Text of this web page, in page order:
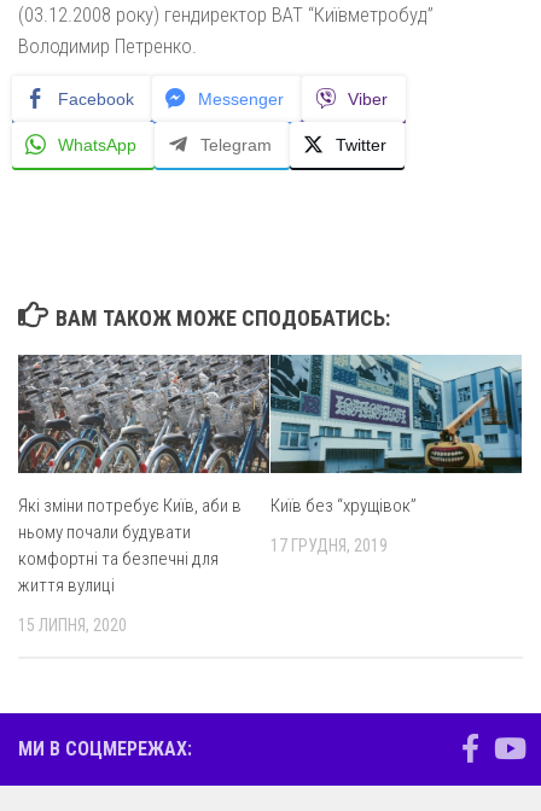
(03.12.2008 року) гендиректор ВАТ “Київметробуд”
Володимир Петренко.
Facebook Messenger Viber
WhatsApp Telegram Twitter
ВАМ ТАКОЖ МОЖЕ СПОДОБАТИСЬ:
Які зміни потребує Київ, аби в
ньому почали будувати
комфортні та безпечні для
життя вулиці
15 ЛИПНЯ, 2020
Київ без “хрущівок”
17 ГРУДНЯ, 2019
МИ В СОЦМЕРЕЖАХ: